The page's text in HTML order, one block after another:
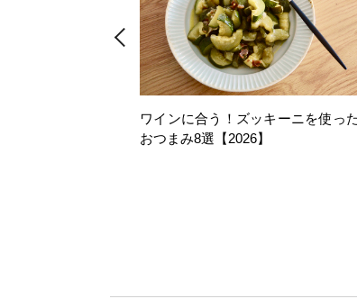
ワインに合う！ズッキーニを使った
おつまみ8選【2026】